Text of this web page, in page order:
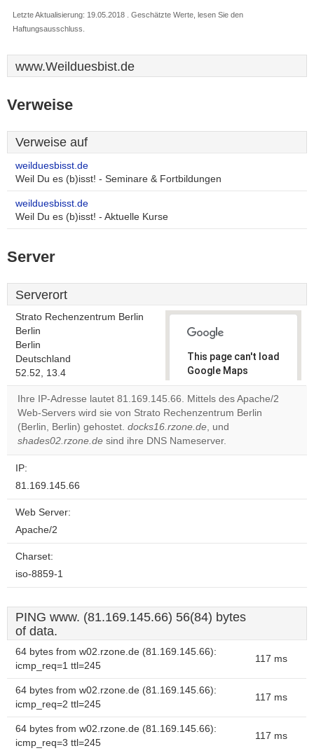
Letzte Aktualisierung: 19.05.2018 . Geschätzte Werte, lesen Sie den
Haftungsausschluss.
www.Weilduesbist.de
Verweise
Verweise auf
weilduesbisst.de
Weil Du es (b)isst! - Seminare & Fortbildungen
weilduesbisst.de
Weil Du es (b)isst! - Aktuelle Kurse
Server
Serverort
Strato Rechenzentrum Berlin
Berlin
Berlin
Deutschland
52.52, 13.4
This page can't load
Google Maps
correctly.
Do you
own this
website?
Ihre IP-Adresse lautet 81.169.145.66. Mittels des Apache/2
Web-Servers wird sie von Strato Rechenzentrum Berlin
(Berlin, Berlin) gehostet. docks16.rzone.de, und
shades02.rzone.de sind ihre DNS Nameserver.
IP:
81.169.145.66
Web Server:
Apache/2
Charset:
iso-8859-1
PING www. (81.169.145.66) 56(84) bytes
of data.
64 bytes from w02.rzone.de (81.169.145.66):
icmp_req=1 ttl=245
117 ms
64 bytes from w02.rzone.de (81.169.145.66):
icmp_req=2 ttl=245
117 ms
64 bytes from w02.rzone.de (81.169.145.66):
icmp_req=3 ttl=245
117 ms